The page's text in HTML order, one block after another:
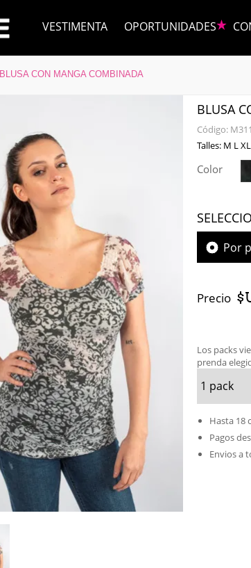
VESTIMENTA OPORTUNIDADES
BLUSA CON MANGA COMBINADA
BLUSA
Código:
Talles: M L XL
Color
Por
Precio
Los packs
prenda
Hasta 18
Pagos
Envios a